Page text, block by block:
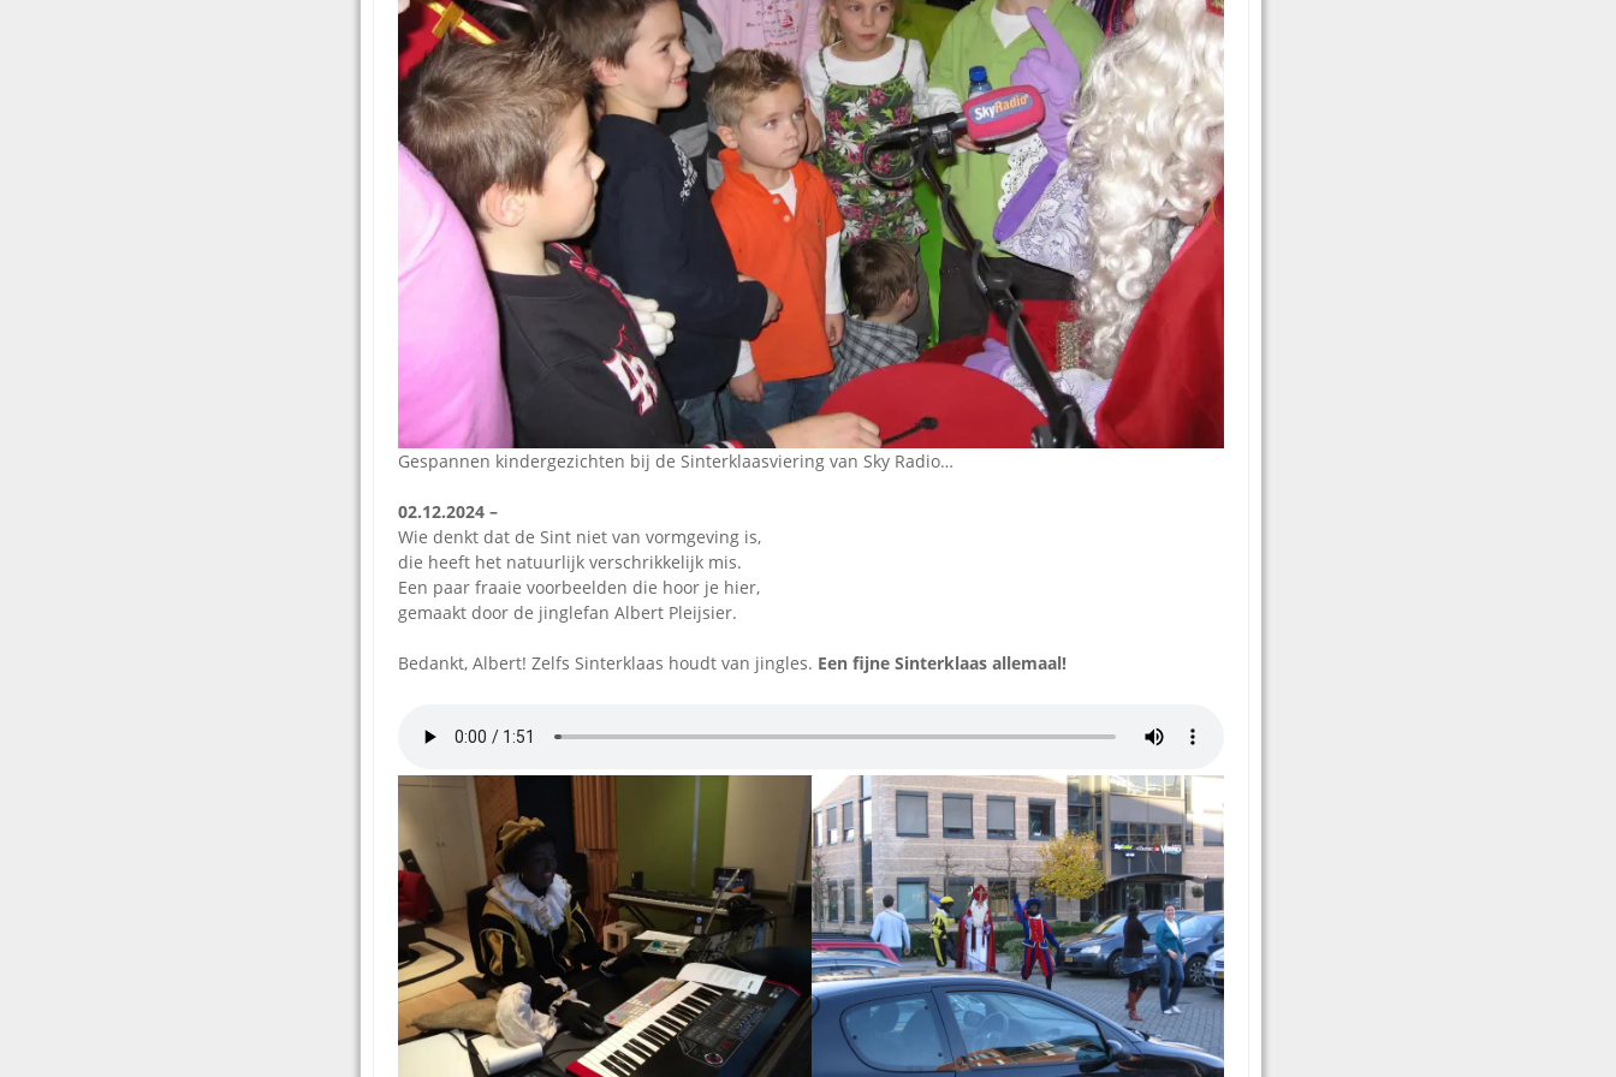
Omroepbanden
Stoomfluit Klaas
Vaak
Uitvinding
jinglecassette
Gespannen kindergezichten bij de Sinterklaasviering van Sky Radio…
02.12.2024 –
Wie denkt dat de Sint niet van vormgeving is,
die heeft het natuurlijk verschrikkelijk mis.
Een paar fraaie voorbeelden die hoor je hier,
gemaakt door de jinglefan Albert Pleijsier.
Bedankt, Albert! Zelfs Sinterklaas houdt van jingles. Een fijne Sinterklaas allemaal!